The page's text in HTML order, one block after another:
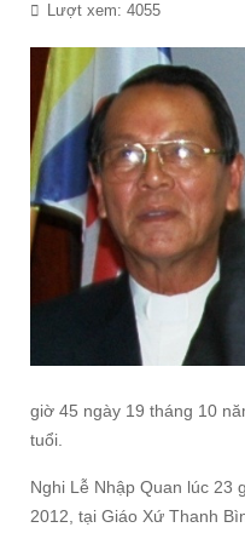
Lượt xem: 4055
giờ 45 ngày 19 tháng 10
tuổi.
Nghi Lễ Nhập Quan lúc 23
2012, tại Giáo Xứ Thanh